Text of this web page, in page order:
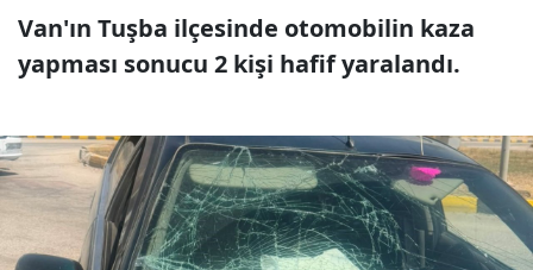
Van'ın Tuşba ilçesinde otomobilin kaza
yapması sonucu 2 kişi hafif yaralandı.